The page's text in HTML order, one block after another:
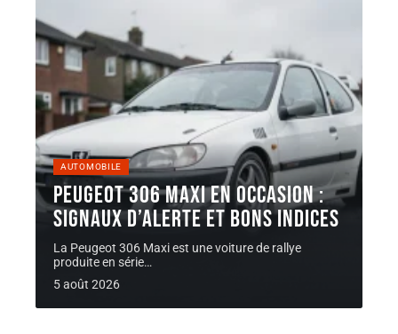
AUTOMOBILE
Peugeot 306 Maxi en occasion :
signaux d’alerte et bons indices
La Peugeot 306 Maxi est une voiture de rallye
produite en série…
5 août 2026